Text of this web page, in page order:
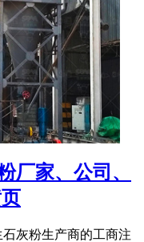
厂家、公司、
灰粉生产商的工商注